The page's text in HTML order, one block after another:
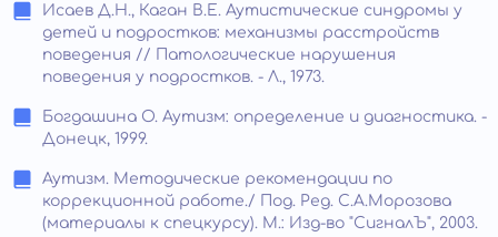
Исаев Д.Н., Каган В.Е. Аутистические синдромы у
детей и подростков: механизмы расстройств
поведения // Патологические нарушения
поведения у подростков. - Л., 1973.
Богдашина О. Аутизм: определение и диагностика. -
Донецк, 1999.
Аутизм. Методические рекомендации по
коррекционной работе./ Под. Ред. С.А.Морозова
(материалы к спецкурсу). М.: Изд-во "СигналЪ", 2003.